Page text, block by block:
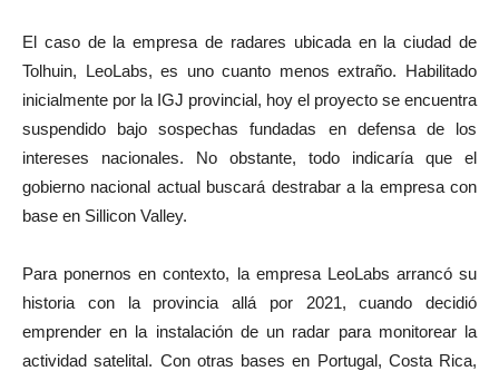
El caso de la empresa de radares ubicada en la ciudad de
Tolhuin, LeoLabs, es uno cuanto menos extraño. Habilitado
inicialmente por la IGJ provincial, hoy el proyecto se encuentra
suspendido bajo sospechas fundadas en defensa de los
intereses nacionales. No obstante, todo indicaría que el
gobierno nacional actual buscará destrabar a la empresa con
base en Sillicon Valley.
Para ponernos en contexto, la empresa LeoLabs arrancó su
historia con la provincia allá por 2021, cuando decidió
emprender en la instalación de un radar para monitorear la
actividad satelital. Con otras bases en Portugal, Costa Rica,